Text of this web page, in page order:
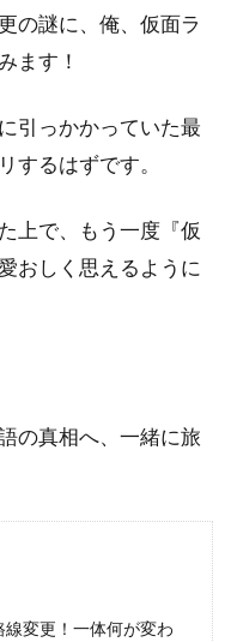
の謎に、俺、仮面ラ
ます！
引っかかっていた最
するはずです。
上で、もう一度『仮
おしく思えるように
の真相へ、一緒に旅
線変更！一体何が変わ